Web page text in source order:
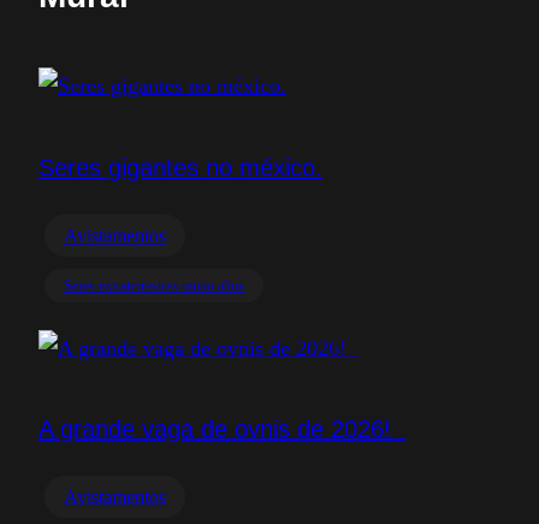
Seres gigantes no méxico.
Avistamentos
Seres extraterrestres muito altos
A grande vaga de ovnis de 2026!
Avistamentos